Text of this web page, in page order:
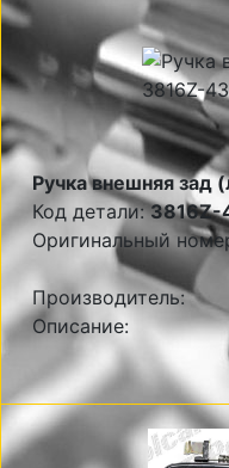
Ручка внешняя зад
Код детали:3816Z-
Оригинальный
Производитель:
Описание: